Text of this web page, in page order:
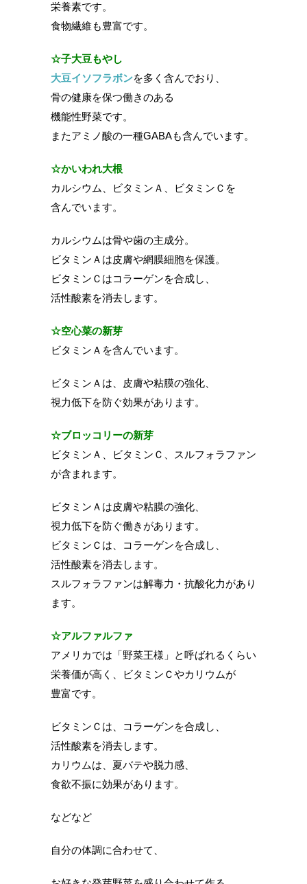
栄養素です。
食物繊維も豊富です。
☆子大豆もやし
大豆イソフラボンを多く含んでおり、
骨の健康を保つ働きのある
機能性野菜です。
またアミノ酸の一種GABAも含んでいます。
☆かいわれ大根
カルシウム、ビタミンＡ、ビタミンＣを
含んでいます。
カルシウムは骨や歯の主成分。
ビタミンＡは皮膚や網膜細胞を保護。
ビタミンＣはコラーゲンを合成し、
活性酸素を消去します。
☆空心菜の新芽
ビタミンＡを含んでいます。
ビタミンＡは、皮膚や粘膜の強化、
視力低下を防ぐ効果があります。
☆ブロッコリーの新芽
ビタミンＡ、ビタミンＣ、スルフォラファン
が含まれます。
ビタミンＡは皮膚や粘膜の強化、
視力低下を防ぐ働きがあります。
ビタミンＣは、コラーゲンを合成し、
活性酸素を消去します。
スルフォラファンは解毒力・抗酸化力があり
ます。
☆アルファルファ
アメリカでは「野菜王様」と呼ばれるくらい
栄養価が高く、ビタミンＣやカリウムが
豊富です。
ビタミンＣは、コラーゲンを合成し、
活性酸素を消去します。
カリウムは、夏バテや脱力感、
食欲不振に効果があります。
などなど
自分の体調に合わせて、